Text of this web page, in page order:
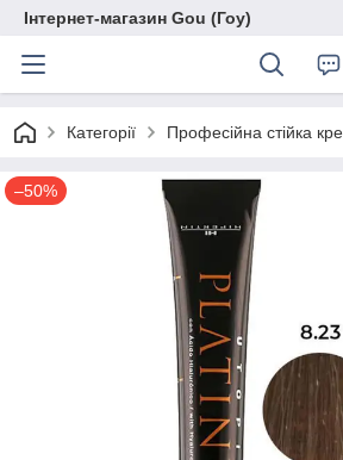
Інтернет-магазин Gou (Гоу)
Категорії Професійна стійка
–50%